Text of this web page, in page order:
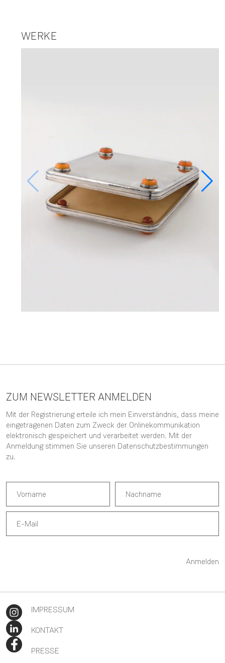
WERKE
ZUM NEWSLETTER ANMELDEN
Mit der Registrierung erteile ich mein Einverständnis, dass meine
eingetragenen Daten zum Zweck der Onlinekommunikation
elektronisch gespeichert und verarbeitet werden. Mit der
Anmeldung stimmen Sie unseren Datenschutzbestimmungen
zu.
Anmelden
IMPRESSUM
KONTAKT
PRESSE